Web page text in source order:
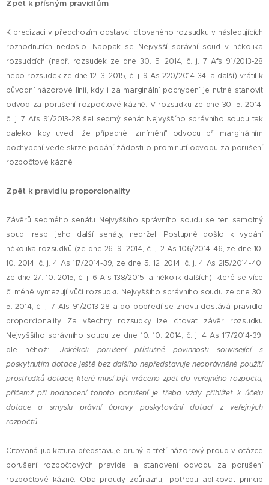
Zpět k přísným pravidlům
K precizaci v předchozím odstavci citovaného rozsudku v následujících
rozhodnutích nedošlo. Naopak se Nejvyšší správní soud v několika
rozsudcích (např. rozsudek ze dne 30. 5. 2014, č. j. 7 Afs 91/2013-28
nebo rozsudek ze dne 12. 3. 2015, č. j. 9 As 220/2014-34, a další) vrátil k
původní názorové linii, kdy i za marginální pochybení je nutné stanovit
odvod za porušení rozpočtové kázně. V rozsudku ze dne 30. 5. 2014,
č. j. 7 Afs 91/2013-28 šel sedmý senát Nejvyššího správního soudu tak
daleko, kdy uvedl, že případné "zmírnění" odvodu při marginálním
pochybení vede skrze podání žádosti o prominutí odvodu za porušení
rozpočtové kázně.
Zpět k pravidlu proporcionality
Závěrů sedmého senátu Nejvyššího správního soudu se ten samotný
soud, resp. jeho další senáty, nedržel. Postupně došlo k vydání
několika rozsudků (ze dne 26. 9. 2014, č. j. 2 As 106/2014-46, ze dne 10.
10. 2014, č. j. 4 As 117/2014-39, ze dne 5. 12. 2014, č. j. 4 As 215/2014-40,
ze dne 27. 10. 2015, č. j. 6 Afs 138/2015, a několik dalších), které se více
či méně vymezují vůči rozsudku Nejvyššího správního soudu ze dne 30.
5. 2014, č. j. 7 Afs 91/2013-28 a do popředí se znovu dostává pravidlo
proporcionality. Za všechny rozsudky lze citovat závěr rozsudku
Nejvyššího správního soudu ze dne 10. 10. 2014, č. j. 4 As 117/2014-39,
dle něhož: "Jakékoli porušení příslušné povinnosti související s
poskytnutím dotace ještě bez dalšího nepředstavuje neoprávněné použití
prostředků dotace, které musí být vráceno zpět do veřejného rozpočtu,
přičemž při hodnocení tohoto porušení je třeba vždy přihlížet k účelu
dotace a smyslu právní úpravy poskytování dotací z veřejných
rozpočtů."
Citovaná judikatura představuje druhý a třetí názorový proud v otázce
porušení rozpočtových pravidel a stanovení odvodu za porušení
rozpočtové kázně. Oba proudy zdůrazňuji potřebu aplikovat princip